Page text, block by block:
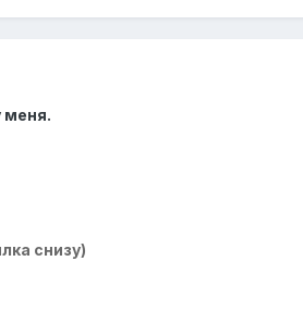
меня.
снизу)